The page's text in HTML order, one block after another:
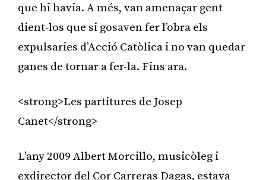
que hi havia. A més, van amenaçar gent
dient-los que si gosaven fer l’obra els
expulsaries d’Acció Catòlica i no van quedar
ganes de tornar a fer-la. Fins ara.
<strong>Les partitures de Josep
Canet</strong>
L’any 2009 Albert Morcillo, musicòleg i
exdirector del Cor Carreras Dagas, estava